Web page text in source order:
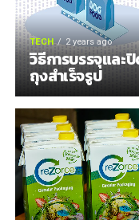
TECH 2 years ago
วิธีการบรรจุแล
ถุงสำเร็จรูป